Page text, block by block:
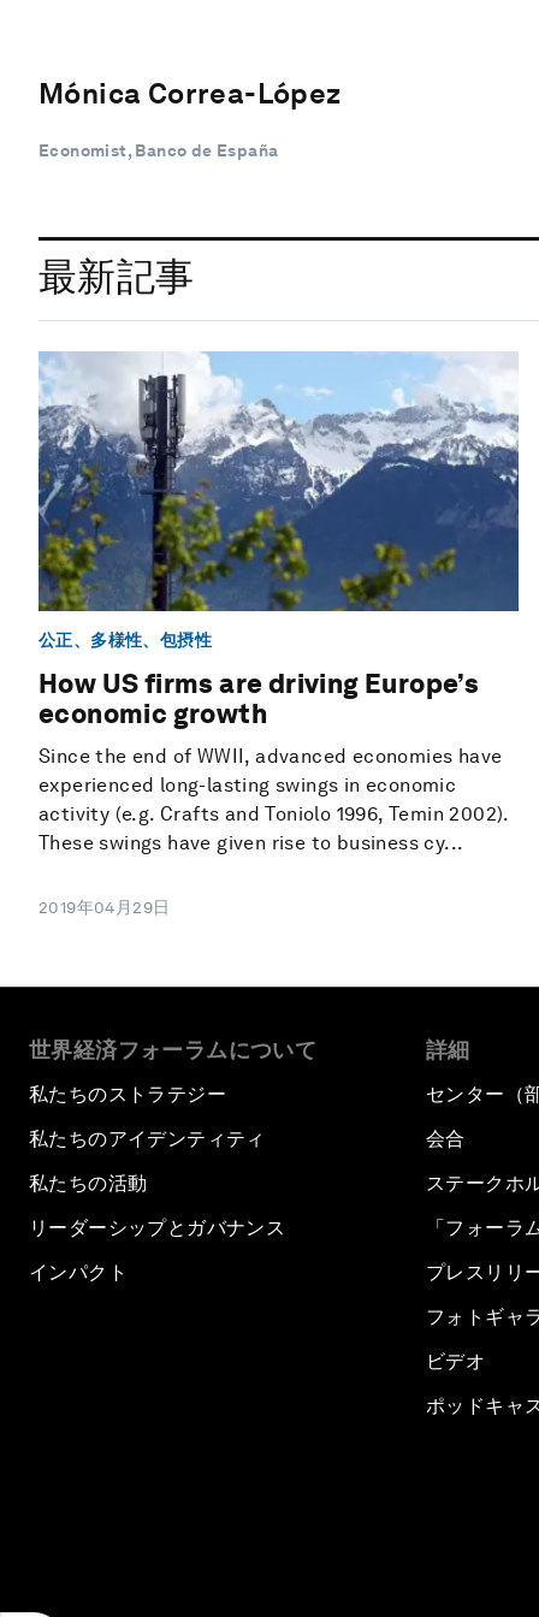
Mónica Correa-López
Economist, Banco de España
最新記事
公正、多様性、包摂性
How US firms are driving Europe’s
economic growth
Since the end of WWII, advanced economies have
experienced long-lasting swings in economic
activity (e.g. Crafts and Toniolo 1996, Temin 2002).
These swings have given rise to business cy...
2019年04月29日
世界経済フォーラムについて
私たちのストラテジー
私たちのアイデンティティ
私たちの活動
リーダーシップとガバナンス
インパクト
詳細
センター（
会合
ステークホ
「フォーラ
プレスリリ
フォトギャ
ビデオ
ポッドキャ